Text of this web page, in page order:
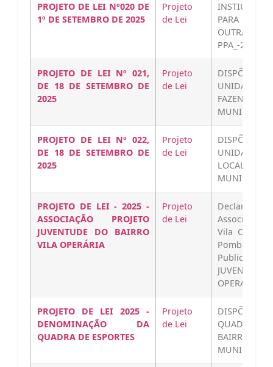
PROJETO DE LEI Nº020 DE
1º DE SETEMBRO DE 2025
Projeto
de Lei
INSTIUI O
PARA O
PPA_-
PROJETO DE LEI Nº 021,
DE 18 DE SETEMBRO DE
2025
Projeto
de Lei
DISPÕE
UNIDADE
FAZENDA
MUNICÍPIO
PROJETO DE LEI Nº 022,
DE 18 DE SETEMBRO DE
2025
Projeto
de Lei
DISPÕE
MUNICÍPIO
PROJETO DE LEI - 2025 -
ASSOCIAÇÃO PROJETO
JUVENTUDE DO BAIRRO
VILA OPERÁRIA
Projeto
de Lei
Declara
Associação
Vila
Pombal -
Publica-a-
PROJETO DE LEI 2025 -
DENOMINAÇÃO DA
QUADRA DE ESPORTES
Projeto
de Lei
DISPÕE
QUADRA DE
BAIRRO
MUNICÍPIO